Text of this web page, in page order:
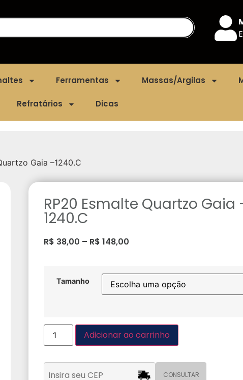
Ferramentas Massas/Argilas
Refratários Dicas
Gaia –1240.C
RP20 Esmalte Quartzo Gaia
1240.C
R$ 38,00 – R$ 148,00
Tamanho
Adicionar ao carrinho
CONSULTAR